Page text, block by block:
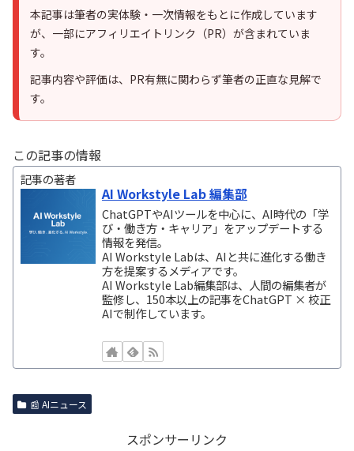
本記事は筆者の実体験・一次情報をもとに作成しています
が、一部にアフィリエイトリンク（PR）が含まれていま
す。
記事内容や評価は、PR有無に関わらず筆者の正直な見解で
す。
この記事の情報
記事の著者
AI Workstyle Lab 編集部
ChatGPTやAIツールを中心に、AI時代の「学
び・働き方・キャリア」をアップデートする
情報を発信。
AI Workstyle Labは、AIと共に進化する働き
方を提案するメディアです。
AI Workstyle Lab編集部は、人間の編集者が
監修し、150本以上の記事をChatGPT × 校正
AIで制作しています。
📰 AIニュース
スポンサーリンク